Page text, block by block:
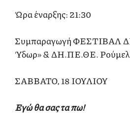
Ώρα έναρξης: 21:30
Συμπαραγωγή ΦΕΣΤΙΒΑΛ
Ύδωρ» & ΔΗ.ΠΕ.ΘΕ.
ΣΑΒΒΑΤΟ, 18 ΙΟΥΛΙΟΥ
Εγώ θα σας τα πω!